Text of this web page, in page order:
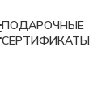
ПОДАРОЧНЫЕ
СЕРТИФИКАТЫ